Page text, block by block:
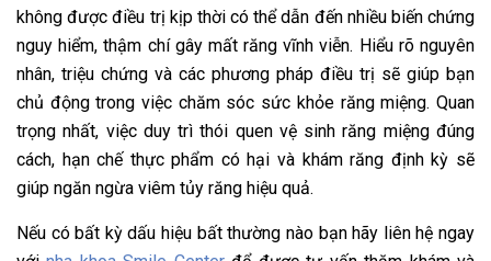
không được điều trị kịp thời có thể dẫn đến nhiều biến chứng
nguy hiểm, thậm chí gây mất răng vĩnh viễn. Hiểu rõ nguyên
nhân, triệu chứng và các phương pháp điều trị sẽ giúp bạn
chủ động trong việc chăm sóc sức khỏe răng miệng. Quan
trọng nhất, việc duy trì thói quen vệ sinh răng miệng đúng
cách, hạn chế thực phẩm có hại và khám răng định kỳ sẽ
giúp ngăn ngừa viêm tủy răng hiệu quả.
Nếu có bất kỳ dấu hiệu bất thường nào bạn hãy liên hệ ngay